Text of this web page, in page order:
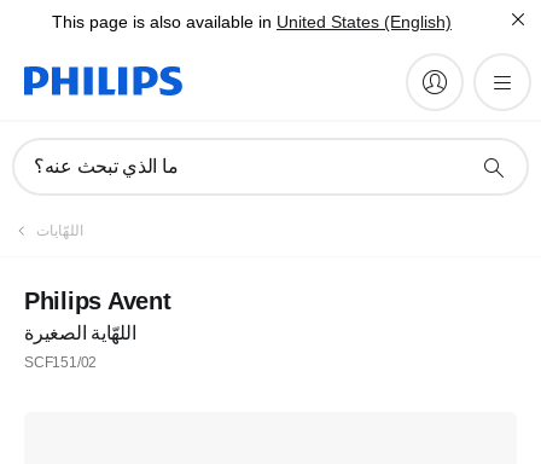
This page is also available in United States (English)
ما الذي تبحث عنه؟
اللهّايات
Philips Avent
اللهّاية الصغيرة
SCF151/02